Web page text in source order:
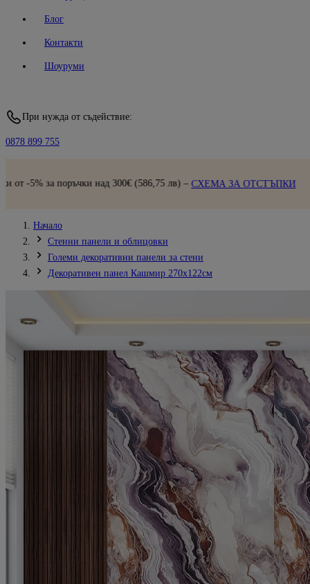
Блог
Контакти
Шоуруми
При нужда от съдействие:
0878 899 755
лв) –СХЕМА ЗА ОТСТЪПКИ Бърза доставка |
Начало
Стенни панели и облицовки
Големи декоративни панели за стени
Декоративен панел Кашмир 270х122см